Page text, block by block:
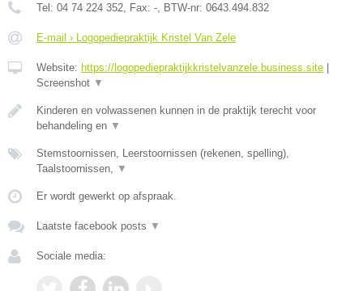
Tel: 04 74 224 352, Fax: -, BTW-nr: 0643.494.832
E-mail › Logopediepraktijk Kristel Van Zele
Website: https://logopediepraktijkkristelvanzele.business.site
Screenshot ▼
Kinderen en volwassenen kunnen in de praktijk terecht voor
behandeling en ▼
Stemstoornissen, Leerstoornissen (rekenen, spelling),
Taalstoornissen, ▼
Er wordt gewerkt op afspraak.
Laatste facebook posts ▼
Sociale media: